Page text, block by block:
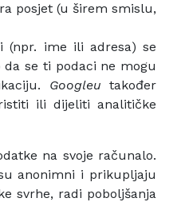
posjet (u širem smislu,
(npr. ime ili adresa) se
se ti podaci ne mogu
Googleu također
ili dijeliti analitičke
na svoje računalo.
anonimni i prikupljaju
svrhe, radi poboljšanja